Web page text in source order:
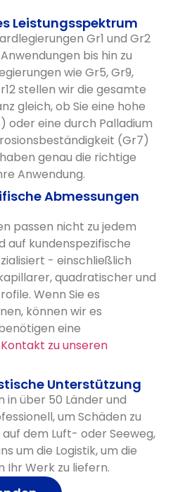
Leistungsspektrum
Gr1 und Gr2
bis hin zu
wie Gr5, Gr9,
stellen wir die gesamte
gleich, ob Sie eine hohe
oder eine durch Palladium
(Gr7)
genau die richtige
Anwendung.
Abmessungen
passen nicht zu jedem
auf kundenspezifische
- einschließlich
quadratischer und
Wenn Sie es
können wir es
eine
Kontakt zu unseren
Unterstützung
in über 50 Länder und
um Schäden zu
dem Luft- oder Seeweg,
um die Logistik, um die
Ihr Werk zu liefern.